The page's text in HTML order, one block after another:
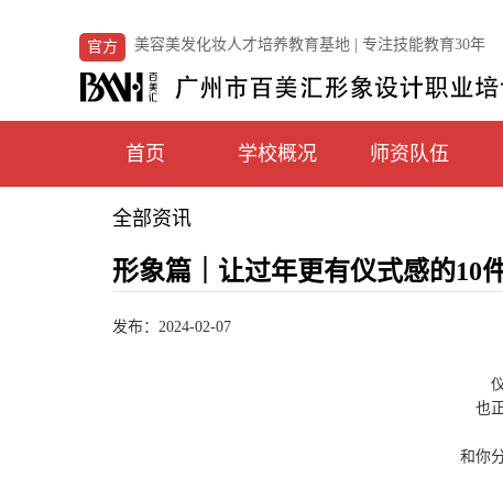
官方 美容美发化妆人才培养教育基地 | 专注技能教育30年
首页 学校概况 师资队伍
全部资讯
形象篇｜让过年更有仪式感的10
发布：2024-02-07
也
和你